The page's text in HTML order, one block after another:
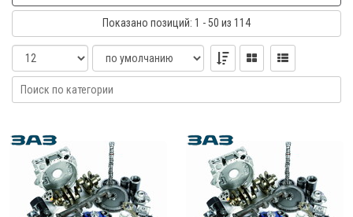
Показано позиций: 1 - 50 из 114